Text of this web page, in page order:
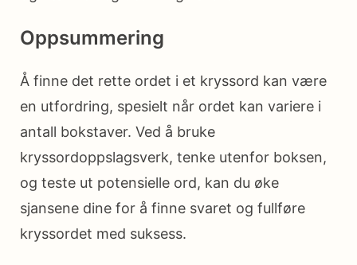
Oppsummering
Å finne det rette ordet i et kryssord kan være
en utfordring, spesielt når ordet kan variere i
antall bokstaver. Ved å bruke
kryssordoppslagsverk, tenke utenfor boksen,
og teste ut potensielle ord, kan du øke
sjansene dine for å finne svaret og fullføre
kryssordet med suksess.